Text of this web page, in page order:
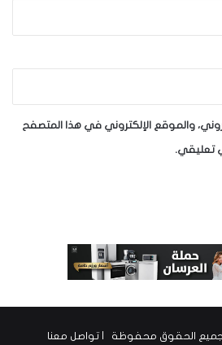
والموقع الإلكتروني في هذا المتصفح
تعليقي.
تواصل معنا